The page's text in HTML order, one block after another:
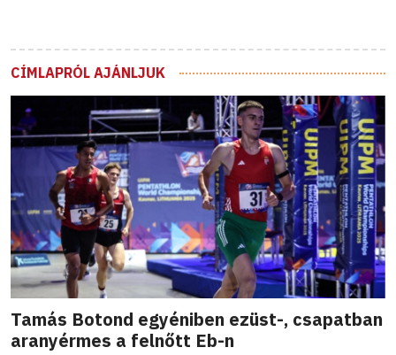
CÍMLAPRÓL AJÁNLJUK
Tamás Botond egyéniben ezüst-, csapatban
aranyérmes a felnőtt Eb-n